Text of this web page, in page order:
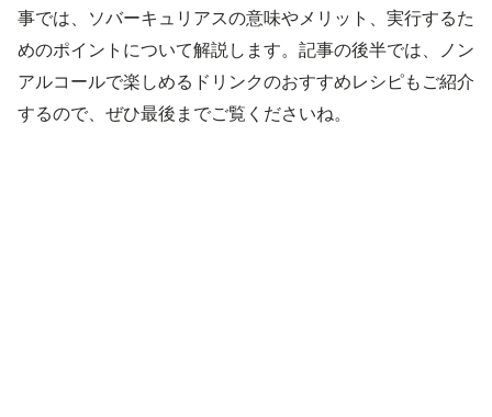
事では、ソバーキュリアスの意味やメリット、実行するた
めのポイントについて解説します。記事の後半では、ノン
アルコールで楽しめるドリンクのおすすめレシピもご紹介
するので、ぜひ最後までご覧くださいね。